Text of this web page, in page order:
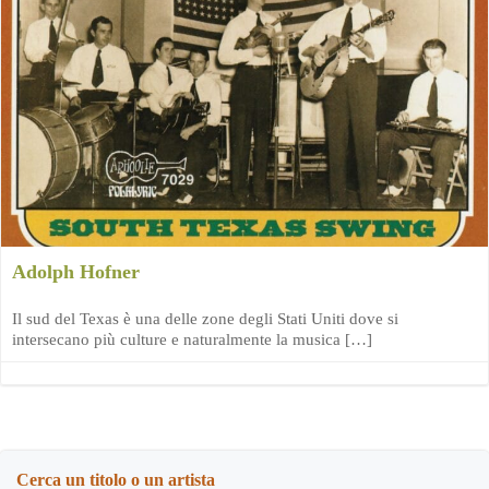
Adolph Hofner
Il sud del Texas è una delle zone degli Stati Uniti dove si
intersecano più culture e naturalmente la musica […]
Cerca un titolo o un artista